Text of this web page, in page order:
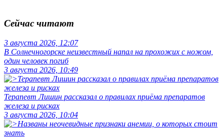
Сейчас читают
3 августа 2026, 12:07
В Солнечногорске неизвестный напал на прохожих с ножом,
один человек погиб
3 августа 2026, 10:49
Терапевт Лишин рассказал о правилах приёма препаратов
железа и рисках
3 августа 2026, 10:04